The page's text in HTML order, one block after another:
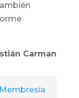
Carman
Membresía